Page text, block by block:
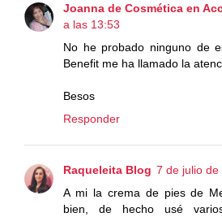
Joanna de Cosmética en
a las 13:53
No he probado ninguno de
Benefit me ha llamado la
Besos
Responder
Raqueleita Blog 7 de julio
A mi la crema de pies de
bien, de hecho usé